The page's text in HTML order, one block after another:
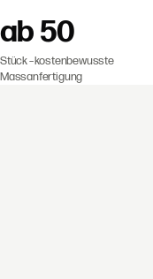
ab 50
Stück – kostenbewusste
Massanfertigung